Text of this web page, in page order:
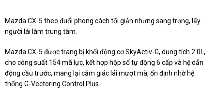
Mazda CX-5 theo đuổi phong cách tối giản nhưng sang trọng, lấy
người lái làm trung tâm.
Mazda CX-5 được trang bị khối động cơ SkyActiv-G, dung tích 2.0L,
cho công suất 154 mã lực, kết hợp hộp số tự động 6 cấp và hệ dẫn
động cầu trước, mang lại cảm giác lái mượt mà, ổn định nhờ hệ
thống G-Vectoring Control Plus.